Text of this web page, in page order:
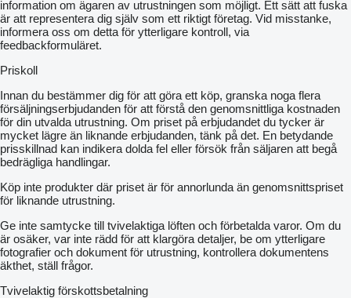
information om ägaren av utrustningen som möjligt. Ett sätt att fuska
är att representera dig själv som ett riktigt företag. Vid misstanke,
informera oss om detta för ytterligare kontroll, via
feedbackformuläret.
Priskoll
Innan du bestämmer dig för att göra ett köp, granska noga flera
försäljningserbjudanden för att förstå den genomsnittliga kostnaden
för din utvalda utrustning. Om priset på erbjudandet du tycker är
mycket lägre än liknande erbjudanden, tänk på det. En betydande
prisskillnad kan indikera dolda fel eller försök från säljaren att begå
bedrägliga handlingar.
Köp inte produkter där priset är för annorlunda än genomsnittspriset
för liknande utrustning.
Ge inte samtycke till tvivelaktiga löften och förbetalda varor. Om du
är osäker, var inte rädd för att klargöra detaljer, be om ytterligare
fotografier och dokument för utrustning, kontrollera dokumentens
äkthet, ställ frågor.
Tvivelaktig förskottsbetalning